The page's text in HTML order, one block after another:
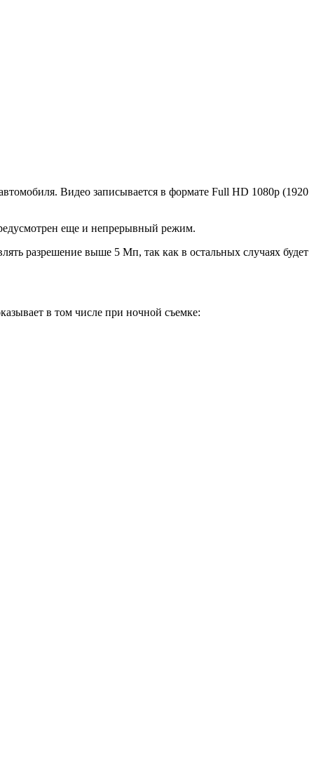
Видео записывается в формате Full HD 1080p (1920
еще и непрерывный режим.
разрешение выше 5 Мп, так как в остальных случаях будет
в том числе при ночной съемке: